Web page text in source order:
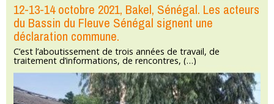
12-13-14 octobre 2021, Bakel, Sénégal. Les acteurs
du Bassin du Fleuve Sénégal signent une
déclaration commune.
C’est l’aboutissement de trois années de travail, de
traitement d’informations, de rencontres, (…)